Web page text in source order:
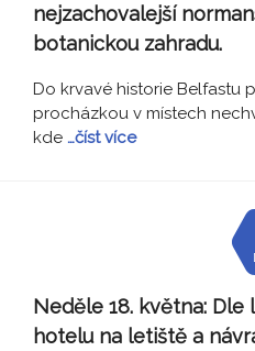
nejzachovalejší
botanickou zahradu.
Do krvavé historie Belfastu
procházkou v místech
kde …číst více
Neděle 18. května: Dle
hotelu na letiště a